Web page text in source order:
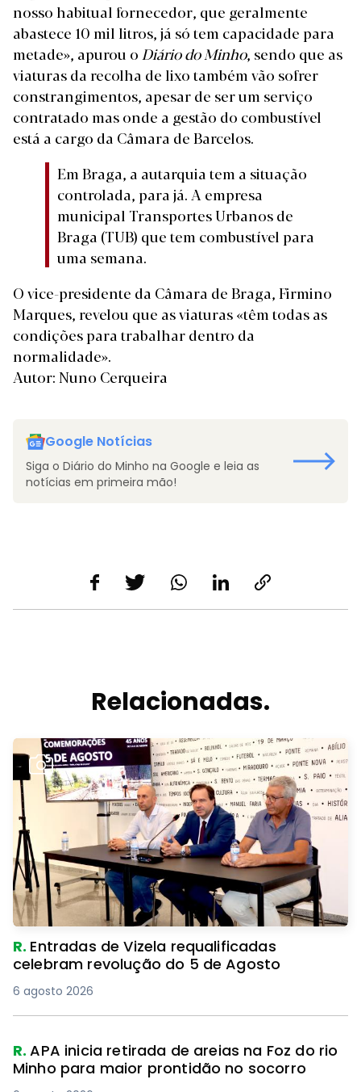
nosso habitual fornecedor, que geralmente
abastece 10 mil litros, já só tem capacidade para
metade», apurou o Diário do Minho, sendo que as
viaturas da recolha de lixo também vão sofrer
constrangimentos, apesar de ser um serviço
contratado mas onde a gestão do combustível
está a cargo da Câmara de Barcelos.
Em Braga, a autarquia tem a situação
controlada, para já. A empresa
municipal Transportes Urbanos de
Braga (TUB) que tem combustível para
uma semana.
O vice-presidente da Câmara de Braga, Firmino
Marques, revelou que as viaturas «têm todas as
condições para trabalhar dentro da
normalidade».
Autor: Nuno Cerqueira
Google Notícias
Siga o Diário do Minho na Google e leia as
notícias em primeira mão!
Relacionadas.
R. Entradas de Vizela requalificadas
celebram revolução do 5 de Agosto
6 agosto 2026
R.APA inicia retirada de areias na Foz do rio
Minho para maior prontidão no socorro